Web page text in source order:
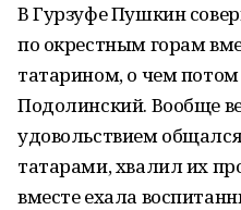
В Гурзуфе Пушкин
по окрестным горам
татарином, о чем
Подолинский. Вообще
удовольствием
татарами, хвалил их
вместе ехала